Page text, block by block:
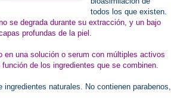
todos los que existen.
se degrada durante su extracción, y un bajo
profundas de la piel.
en una solución o serum con múltiples activos
de los ingredientes que se combinen.
ingredientes naturales. No contienen parabenos,